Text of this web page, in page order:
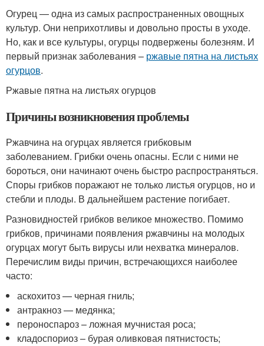
Огурец — одна из самых распространенных овощных
культур. Они неприхотливы и довольно просты в уходе.
Но, как и все культуры, огурцы подвержены болезням. И
первый признак заболевания – ржавые пятна на листьях
огурцов.
Ржавые пятна на листьях огурцов
Причины возникновения проблемы
Ржавчина на огурцах является грибковым
заболеванием. Грибки очень опасны. Если с ними не
бороться, они начинают очень быстро распространяться.
Споры грибков поражают не только листья огурцов, но и
стебли и плоды. В дальнейшем растение погибает.
Разновидностей грибков великое множество. Помимо
грибков, причинами появления ржавчины на молодых
огурцах могут быть вирусы или нехватка минералов.
Перечислим виды причин, встречающихся наиболее
часто:
аскохитоз — черная гниль;
антракноз — медянка;
пероноспароз – ложная мучнистая роса;
кладоспориоз – бурая оливковая пятнистость;